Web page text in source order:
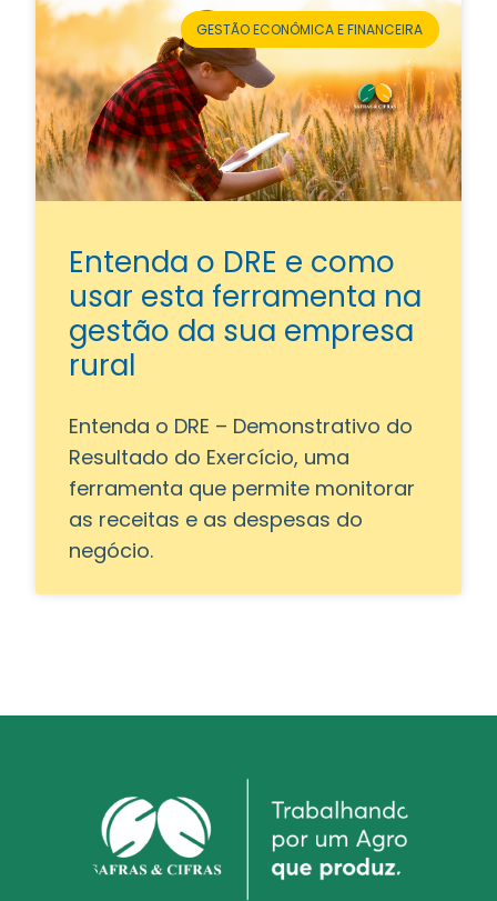
GESTÃO ECONÔMICA E FINANCEIRA
Entenda o DRE e como
usar esta ferramenta na
gestão da sua empresa
rural
Entenda o DRE – Demonstrativo do
Resultado do Exercício, uma
ferramenta que permite monitorar
as receitas e as despesas do
negócio.